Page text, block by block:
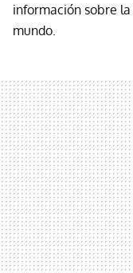
información sobre la
mundo.